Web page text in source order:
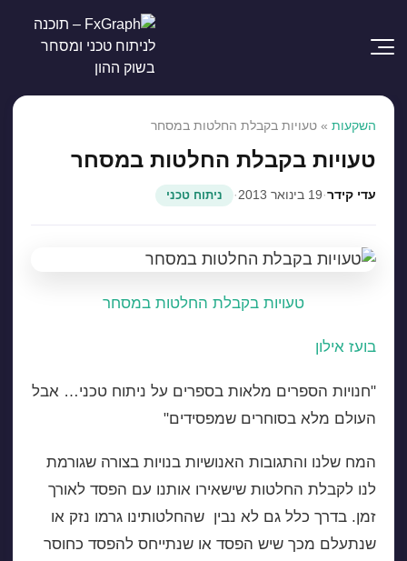
השקעות » טעויות בקבלת החלטות במסחר
טעויות בקבלת החלטות במסחר
עדי קידר·19 בינואר 2013 · ניתוח טכני
טעויות בקבלת החלטות במסחר
בועז אילון
"חנויות הספרים מלאות בספרים על ניתוח טכני… אבל
העולם מלא בסוחרים שמפסידים"
המח שלנו והתגובות האנושיות בנויות בצורה שגורמת
לנו לקבלת החלטות שישאירו אותנו עם הפסד לאורך
זמן. בדרך כלל גם לא נבין שהחלטותינו גרמו נזק או
שנתעלם מכך שיש הפסד או שנתייחס להפסד כחוסר